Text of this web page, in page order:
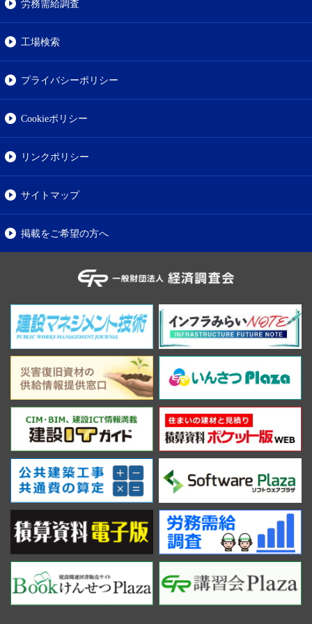
労務需給調査
工場検索
プライバシーポリシー
Cookieポリシー
リンクポリシー
サイトマップ
掲載をご希望の方へ